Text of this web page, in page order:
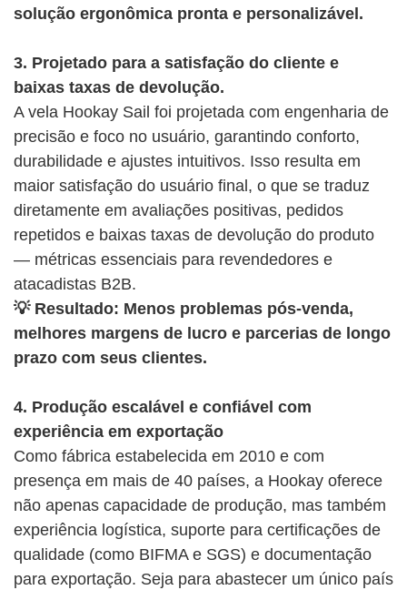
solução ergonômica pronta e personalizável.
3. Projetado para a satisfação do cliente e
baixas taxas de devolução.
A vela Hookay Sail foi projetada com engenharia de
precisão e foco no usuário, garantindo conforto,
durabilidade e ajustes intuitivos. Isso resulta em
maior satisfação do usuário final, o que se traduz
diretamente em avaliações positivas, pedidos
repetidos e baixas taxas de devolução do produto
— métricas essenciais para revendedores e
atacadistas B2B.
💡 Resultado: Menos problemas pós-venda,
melhores margens de lucro e parcerias de longo
prazo com seus clientes.
4. Produção escalável e confiável com
experiência em exportação
Como fábrica estabelecida em 2010 e com
presença em mais de 40 países, a Hookay oferece
não apenas capacidade de produção, mas também
experiência logística, suporte para certificações de
qualidade (como BIFMA e SGS) e documentação
para exportação. Seja para abastecer um único país